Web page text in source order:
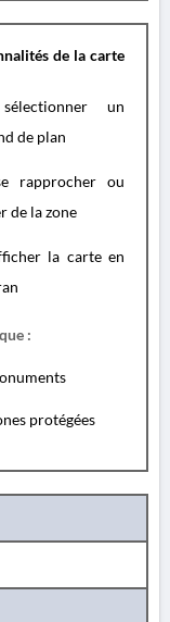
de la carte
un
de plan
rapprocher ou
de la zone
la carte en
:
protégées